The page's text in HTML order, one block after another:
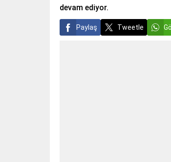
devam ediyor.
Paylaş Tweetle